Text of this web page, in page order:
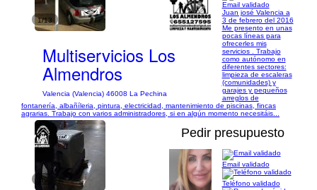
1/13
Multiservicios Los
Almendros
Valencia (Valencia) 46008 La Pechina
Email validado
Juan josé Valencia a
3 de febrero del 2016
Me presento en unas
pocas líneas para
ofrecerles mis
servicios . Trabajo
como autónomo en
diferentes sectores:
limpieza de escaleras
(comunidades) y
garajes y pequeños
arreglos de
fontanería, albañíleria, pintura, electricidad, mantenimiento de piscinas, fincas
agrarias. Trabajo con varios administradores, si en algún momento necesitáis...
1/9
Pedir presupuesto
Email validado
Teléfono validado